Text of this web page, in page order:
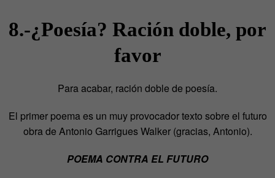
8.-¿Poesía? Ración doble, por
favor
Para acabar, ración doble de poesía.
El primer poema es un muy provocador texto sobre el futuro
obra de Antonio Garrigues Walker (gracias, Antonio).
POEMA CONTRA EL FUTURO